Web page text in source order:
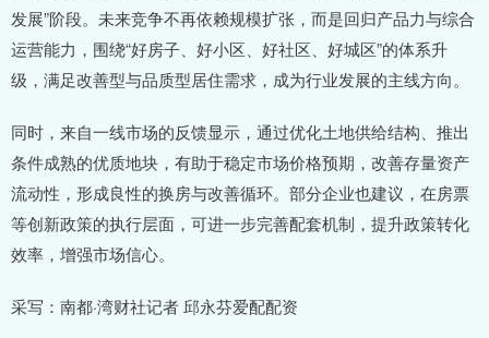
发展”阶段。未来竞争不再依赖规模扩张，而是回归产品力与综合
运营能力，围绕“好房子、好小区、好社区、好城区”的体系升
级，满足改善型与品质型居住需求，成为行业发展的主线方向。
同时，来自一线市场的反馈显示，通过优化土地供给结构、推出
条件成熟的优质地块，有助于稳定市场价格预期，改善存量资产
流动性，形成良性的换房与改善循环。部分企业也建议，在房票
等创新政策的执行层面，可进一步完善配套机制，提升政策转化
效率，增强市场信心。
采写：南都·湾财社记者 邱永芬爱配配资